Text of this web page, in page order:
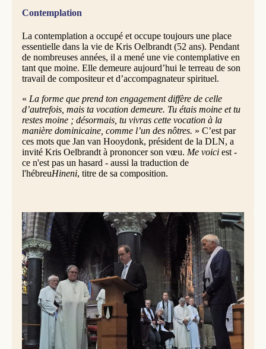
Contemplation
La contemplation a occupé et occupe toujours une place
essentielle dans la vie de Kris Oelbrandt (52 ans). Pendant
de nombreuses années, il a mené une vie contemplative en
tant que moine. Elle demeure aujourd’hui le terreau de son
travail de compositeur et d’accompagnateur spirituel.
« La forme que prend ton engagement diffère de celle
d’autrefois, mais ta vocation demeure. Tu étais moine et tu
restes moine ; désormais, tu vivras cette vocation à la
manière dominicaine, comme l’un des nôtres. » C’est par
ces mots que Jan van Hooydonk, président de la DLN, a
invité Kris Oelbrandt à prononcer son vœu. Me voiciest -
ce n'est pas un hasard - aussi la traduction de
l'hébreuHineni, titre de sa composition.
Kris Oelbrandt durant la célébration de sa profession à Zwolle. © Henny van
Koot-Hoogeveen.
Jacqueline Huizinga, qui présidait la célébration de
profession, y fit référence dans son homélie :« Animé du
désir de vivre selon l’Évangile, dans l’ouverture et la
disponibilité, Kris dit aujourd’hui pleinement : “Me
voici…” Et, tout aussi ouverts et vulnérables, nous
répondons : “Nous voici…” »